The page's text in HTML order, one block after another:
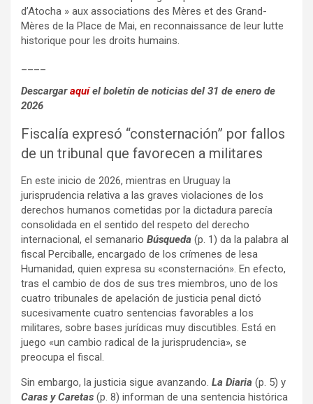
d’Atocha » aux associations des Mères et des Grand-
Mères de la Place de Mai, en reconnaissance de leur lutte
historique pour les droits humains.
Descargaraquíel boletín de noticias del 31 de enero de
2026
Fiscalía expresó “consternación” por fallos
de un tribunal que favorecen a militares
En este inicio de 2026, mientras en Uruguay la
jurisprudencia relativa a las graves violaciones de los
derechos humanos cometidas por la dictadura parecía
consolidada en el sentido del respeto del derecho
internacional, el semanario Búsqueda (p. 1) da la palabra al
fiscal Perciballe, encargado de los crímenes de lesa
Humanidad, quien expresa su «consternación». En efecto,
tras el cambio de dos de sus tres miembros, uno de los
cuatro tribunales de apelación de justicia penal dictó
sucesivamente cuatro sentencias favorables a los
militares, sobre bases jurídicas muy discutibles. Está en
juego «un cambio radical de la jurisprudencia», se
preocupa el fiscal.
Sin embargo, la justicia sigue avanzando. La Diaria (p. 5) y
Caras y Caretas (p. 8) informan de una sentencia histórica